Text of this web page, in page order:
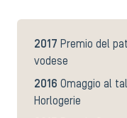
2017 Premio del
vodese
2016 Omaggio al
Horlogerie